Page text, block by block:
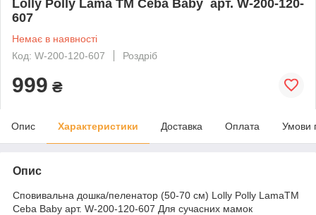
Lolly Polly Lama TM Ceba Baby арт. W-200-120-
607
Немає в наявності
Код: W-200-120-607
Роздріб
999 ₴
Опис Характеристики Доставка Оплата Умови
Опис
Сповивальна дошка/пеленатор (50-70 см) Lolly Polly LamaTM
Ceba Baby арт. W-200-120-607 Для сучасних мамок